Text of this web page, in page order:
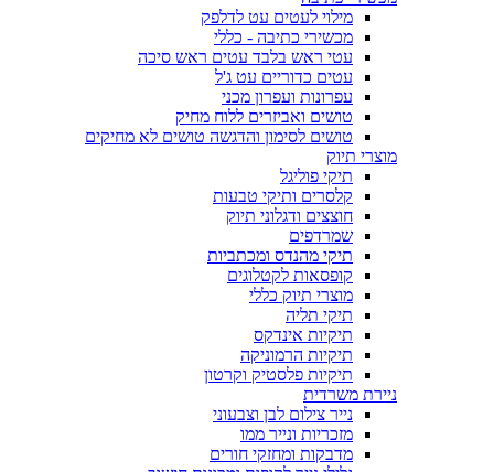
מילוי לעטים עט לדלפק
מכשירי כתיבה - כללי
עטי ראש בלבד עטים ראש סיכה
עטים כדוריים עט ג'ל
עפרונות ועפרון מכני
טושים ואביזרים ללוח מחיק
טושים לסימון והדגשה טושים לא מחיקים
מוצרי תיוק
תיקי פוליגל
קלסרים ותיקי טבעות
חוצצים ודגלוני תיוק
שמרדפים
תיקי מהנדס ומכתביות
קופסאות לקטלוגים
מוצרי תיוק כללי
תיקי תליה
תיקיות אינדקס
תיקיות הרמוניקה
תיקיות פלסטיק וקרטון
ניירת משרדית
נייר צילום לבן וצבעוני
מזכריות ונייר ממו
מדבקות ומחזקי חורים